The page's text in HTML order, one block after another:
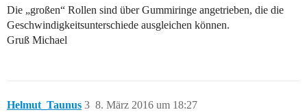
Die „großen“ Rollen sind über Gummiringe angetrieben, die die
Geschwindigkeitsunterschiede ausgleichen können.
Gruß Michael
Helmut_Taunus 8. März 2016 um 18:27
3